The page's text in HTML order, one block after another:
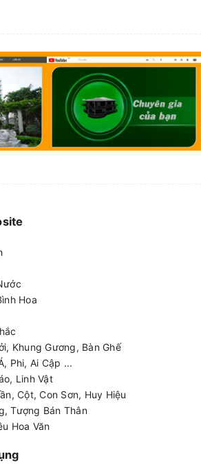
Hoa
Khung Gương, Bàn Ghế
Phi, Ai Cập ...
Linh Vật
Cột, Con Sơn, Huy Hiệu
Tượng Bán Thân
Hoa Văn